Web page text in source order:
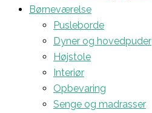
Børneværelse
Pusleborde
Dyner og hovedpuder
Højstole
Interiør
Opbevaring
Senge og madrasser